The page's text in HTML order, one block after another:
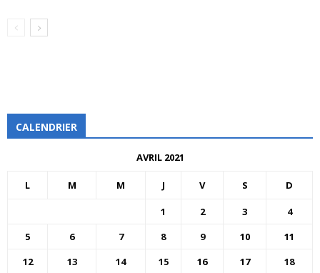
CALENDRIER
AVRIL 2021
L M M J V S D
1 2 3
4
5
6 7 8 9 10
11
12
13 14 15 16 17
18